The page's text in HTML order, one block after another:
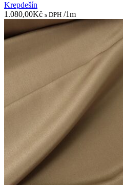
Krepdešín
1.080,00Kč s DPH /1m